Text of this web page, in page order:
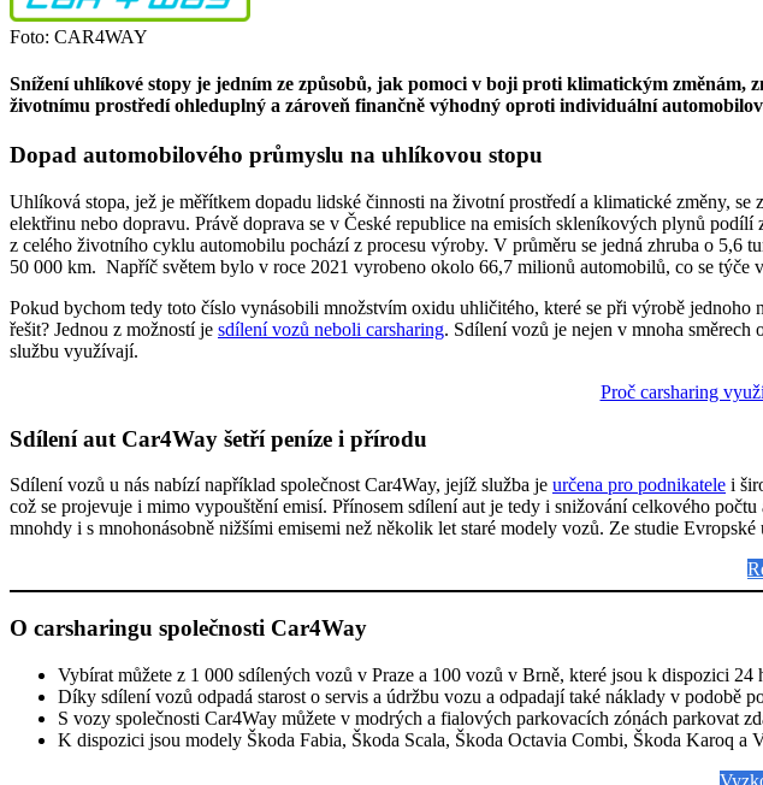
Foto: CAR4WAY
Snížení uhlíkové stopy je jedním ze způsobů, jak pomoci v boji proti klimatickým
životnímu prostředí ohleduplný a zároveň finančně výhodný oproti individuální
Dopad automobilového průmyslu na uhlíkovou stopu
Uhlíková stopa, jež je měřítkem dopadu lidské činnosti na životní prostředí a klimatické změny,
elektřinu nebo dopravu. Právě doprava se v České republice na emisích skleníkových plynů
z celého životního cyklu automobilu pochází z procesu výroby. V průměru se jedná zhruba o 5,6
50 000 km. Napříč světem bylo v roce 2021 vyrobeno okolo 66,7 milionů automobilů, co se
Pokud bychom tedy toto číslo vynásobili množstvím oxidu uhličitého, které se při výrobě
řešit? Jednou z možností je sdílení vozů neboli carsharing. Sdílení vozů je nejen v mnoha
službu využívají.
Proč carsharing
Sdílení aut Car4Way šetří peníze i přírodu
Sdílení vozů u nás nabízí například společnost Car4Way, jejíž služba je určena pro podnikatele i
což se projevuje i mimo vypouštění emisí. Přínosem sdílení aut je tedy i snižování celkového
mnohdy i s mnohonásobně nižšími emisemi než několik let staré modely vozů. Ze studie
O carsharingu společnosti Car4Way
Vybírat můžete z 1 000 sdílených vozů v Praze a 100 vozů v Brně, které jsou k dispozici 24
Díky sdílení vozů odpadá starost o servis a údržbu vozu a odpadají také náklady v podobě
S vozy společnosti Car4Way můžete v modrých a fialových parkovacích zónách parkovat
K dispozici jsou modely Škoda Fabia, Škoda Scala, Škoda Octavia Combi, Škoda Karoq a